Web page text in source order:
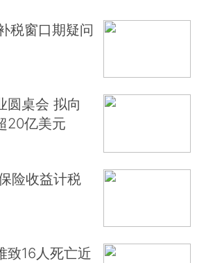
税窗口期疑问
圆桌会 拟向
20亿美元
险收益计税
致16人死亡近